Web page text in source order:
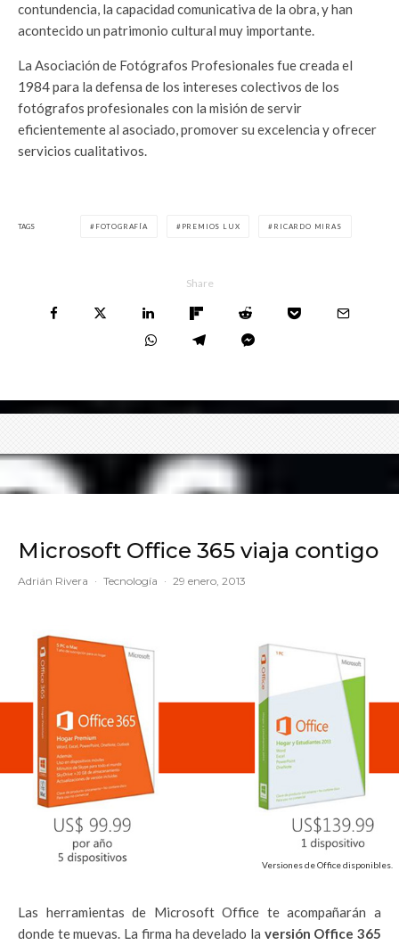
contundencia, la capacidad comunicativa de la obra, y han
acontecido un patrimonio cultural muy importante.
La Asociación de Fotógrafos Profesionales fue creada el
1984 para la defensa de los intereses colectivos de los
fotógrafos profesionales con la misión de servir
eficientemente al asociado, promover su excelencia y ofrecer
servicios cualitativos.
TAGS FOTOGRAFÍA PREMIOS LUX RICARDO MIRAS
Share
Microsoft Office 365 viaja contigo
Adrián Rivera · Tecnología · 29 enero, 2013
Versiones de Office disponibles.
Las herramientas de Microsoft Office te acompañarán a
donde te muevas. La firma ha develado la versión Office 365